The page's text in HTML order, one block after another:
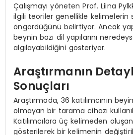
Çalışmayı yöneten Prof. Liina
ilgili teoriler genellikle kelimelerin
öngördüğünü belirtiyor. Ancak
beynin bazı dil yapılarını
algılayabildiğini gösteriyor.
Araştırmanın
Sonuçları
Araştırmada, 36 katılımcının
olmayan bir tarama cihazı
Katılımcılara üç kelimeden
gösterilerek bir kelimenin